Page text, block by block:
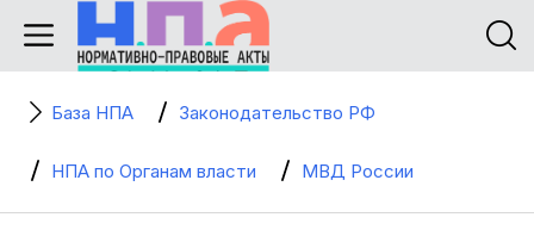
База НПА Законодательство РФ
НПА по Органам власти МВД России